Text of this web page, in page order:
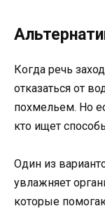
Когда речь
отказаться от
похмельем. Но
кто ищет
Один из
увлажняет
которые